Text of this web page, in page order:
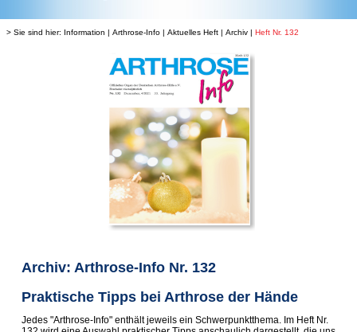
> Sie sind hier: Information | Arthrose-Info | Aktuelles Heft | Archiv | Heft Nr. 132
Archiv: Arthrose-Info Nr. 132
Praktische Tipps bei Arthrose der Hände
Jedes "Arthrose-Info" enthält jeweils ein Schwerpunktthema. Im Heft Nr.